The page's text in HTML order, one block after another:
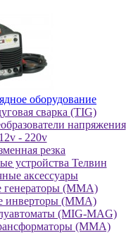
оборудование
сварка (TIG)
напряжения
12v - 220v
резка
устройства Телвин
аксессуары
генераторы (MMA)
инверторы (MMA)
(MIG-MAG)
(MMA)